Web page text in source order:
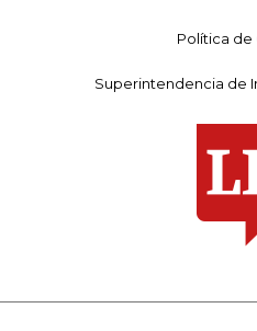
Política de
Superintendencia de